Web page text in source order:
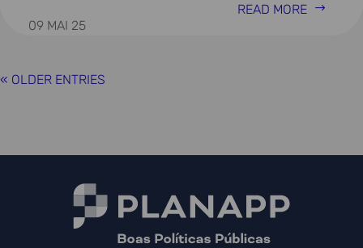
09 MAI 25
READ MORE
« OLDER ENTRIES